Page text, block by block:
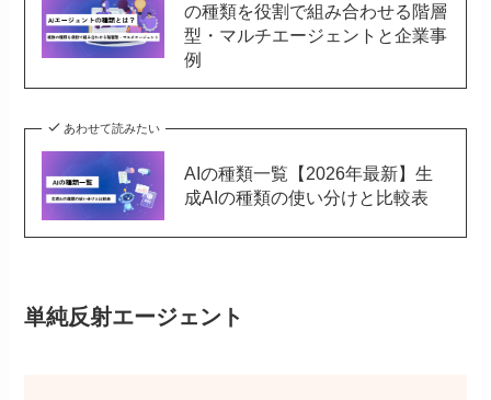
の種類を役割で組み合わせる階層
型・マルチエージェントと企業事
例
あわせて読みたい
AIの種類一覧【2026年最新】生
成AIの種類の使い分けと比較表
単純反射エージェント